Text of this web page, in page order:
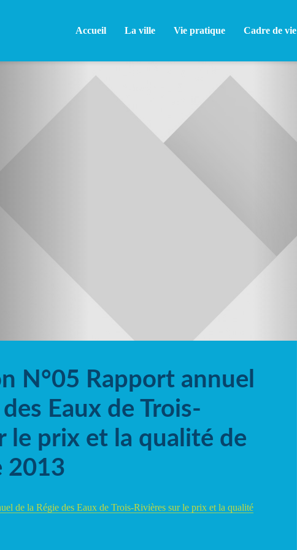
Accueil La ville Vie pratique Cadre de vie
N°05 Rapport annuel
Eaux de Trois-
le prix et la qualité de
2013
de la Régie des Eaux de Trois-Rivières sur le prix et la qualité